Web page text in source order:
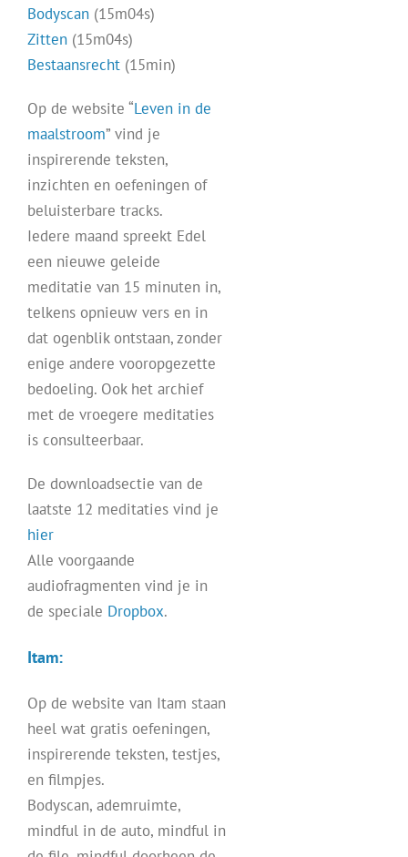
Bodyscan (15m04s)
Zitten (15m04s)
Bestaansrecht (15min)
Op de website “Leven in de
maalstroom” vind je
inspirerende teksten,
inzichten en oefeningen of
beluisterbare tracks.
Iedere maand spreekt Edel
een nieuwe geleide
meditatie van 15 minuten in,
telkens opnieuw vers en in
dat ogenblik ontstaan, zonder
enige andere vooropgezette
bedoeling. Ook het archief
met de vroegere meditaties
is consulteerbaar.
De downloadsectie van de
laatste 12 meditaties vind je
hier
Alle voorgaande
audiofragmenten vind je in
de speciale Dropbox.
Itam:
Op de website van Itam staan
heel wat gratis oefeningen,
inspirerende teksten, testjes,
en filmpjes.
Bodyscan, ademruimte,
mindful in de auto, mindful in